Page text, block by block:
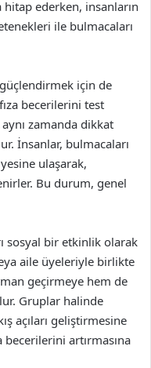
ederken, insanların
ile bulmacaları
için de
becerilerini test
zamanda dikkat
İnsanlar, bulmacaları
ulaşarak,
Bu durum, genel
sosyal bir etkinlik olarak
aile üyeleriyle birlikte
geçirmeye hem de
Gruplar halinde
açıları geliştirmesine
artırmasına